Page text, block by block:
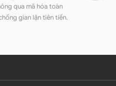
qua mã hóa toàn
gian lận tiên tiến.